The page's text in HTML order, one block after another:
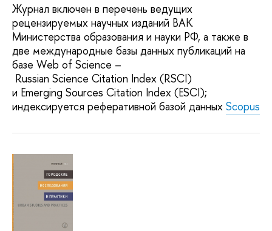
Журнал включен в перечень ведущих
рецензируемых научных изданий ВАК
Министерства образования и науки РФ, а также в
две международные базы данных публикаций на
базе Web of Science –
Russian Science Citation Index (RSCI)
и Emerging Sources Citation Index (ESCI);
индексируется реферативной базой данных Scopus